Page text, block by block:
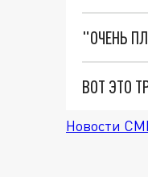
ВОТ ЭТО
Новости